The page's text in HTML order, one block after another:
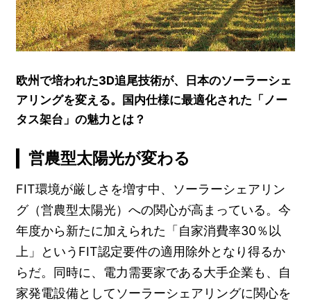
欧州で培われた3D追尾技術が、日本のソーラーシェ
アリングを変える。国内仕様に最適化された「ノー
タス架台」の魅力とは？
営農型太陽光が変わる
FIT環境が厳しさを増す中、ソーラーシェアリン
グ（営農型太陽光）への関心が高まっている。今
年度から新たに加えられた「自家消費率30％以
上」というFIT認定要件の適用除外となり得るか
らだ。同時に、電力需要家である大手企業も、自
家発電設備としてソーラーシェアリングに関心を